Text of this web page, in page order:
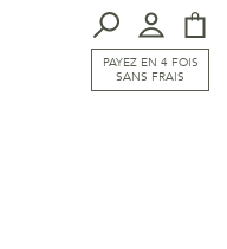
PAYEZ EN 4 FOIS
SANS FRAIS